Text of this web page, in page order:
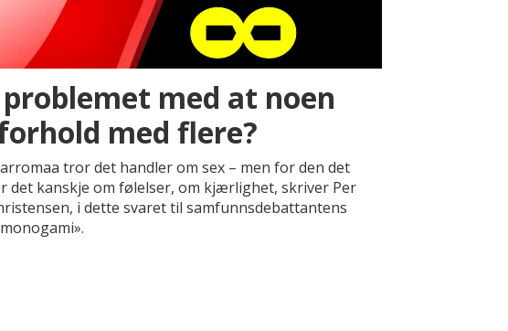
med at noen
med flere?
tror det handler om sex – men for den det
det kanskje om følelser, om kjærlighet, skriver Per
i dette svaret til samfunnsdebattantens